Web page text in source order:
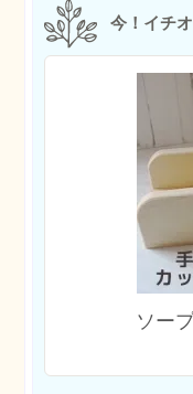
今！イチ
ソー